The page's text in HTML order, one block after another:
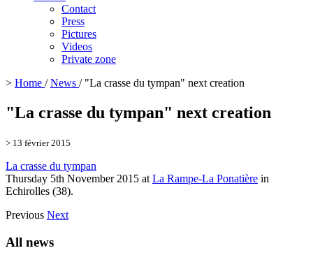
Contact
Press
Pictures
Videos
Private zone
> Home /News / "La crasse du tympan" next creation
"La crasse du tympan" next creation
> 13 février 2015
La crasse du tympan
Thursday 5th November 2015 at La Rampe-La Ponatière in
Echirolles (38).
Previous Next
All news